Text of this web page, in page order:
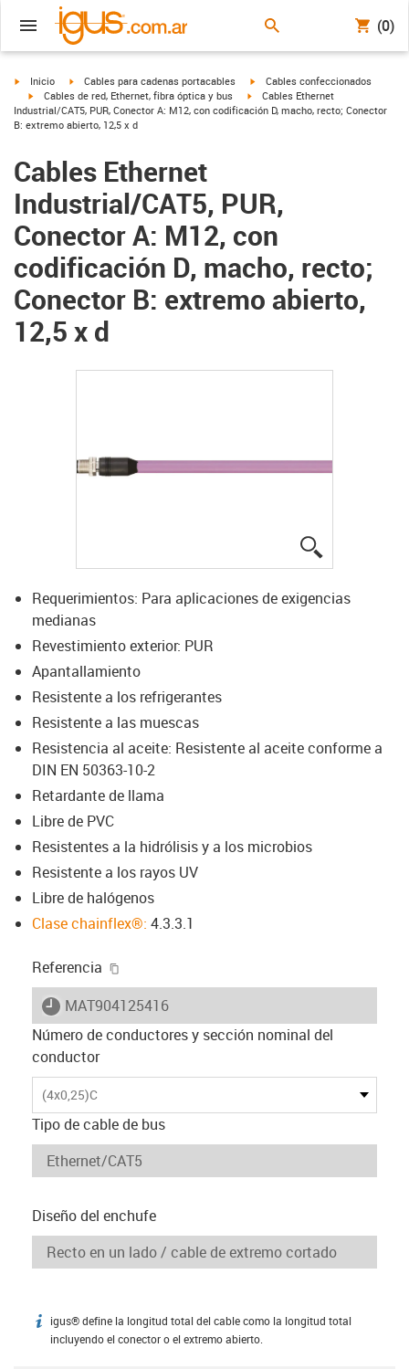
(0)
igus-icon-arrow-right
Inicio igus-icon-arrow-right
Cables para cadenas portacables igus-icon-arrow-right
Cables confeccionados
igus-icon-arrow-right
Cables de red, Ethernet, fibra óptica y bus igus-icon-arrow-right
Cables Ethernet
Industrial/CAT5, PUR, Conector A: M12, con codificación D, macho, recto; Conector
B: extremo abierto, 12,5 x d
Cables Ethernet
Industrial/CAT5, PUR,
Conector A: M12, con
codificación D, macho, recto;
Conector B: extremo abierto,
12,5 x d
Requerimientos: Para aplicaciones de exigencias
medianas
Revestimiento exterior: PUR
Apantallamiento
Resistente a los refrigerantes
Resistente a las muescas
Resistencia al aceite: Resistente al aceite conforme a
DIN EN 50363-10-2
Retardante de llama
Libre de PVC
Resistentes a la hidrólisis y a los microbios
Resistente a los rayos UV
Libre de halógenos
Clase chainflex®: 4.3.3.1
Referencia
igus-icon-lieferzeit
MAT904125416
Número de conductores y sección nominal del
conductor
(4x0,25)C
Tipo de cable de bus
Diseño del enchufe
igus-icon-info
igus® define la longitud total del cable como la longitud total
incluyendo el conector o el extremo abierto.